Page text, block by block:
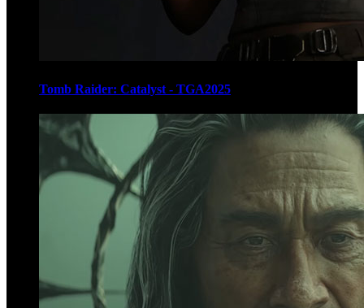
Tomb Raider: Catalyst - TGA2025